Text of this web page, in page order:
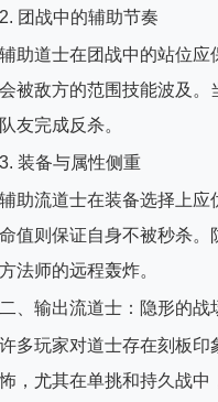
2. 团战中的辅助节奏
辅助道士在团战中的站位应
被敌方的范围技能波及
友完成反杀。
3. 装备与属性侧重
辅助流道士在装备选择上应
值则保证自身不被秒杀
法师的远程轰炸。
二、输出流道士：隐形的战
许多玩家对道士存在刻板印
，尤其在单挑和持久战中